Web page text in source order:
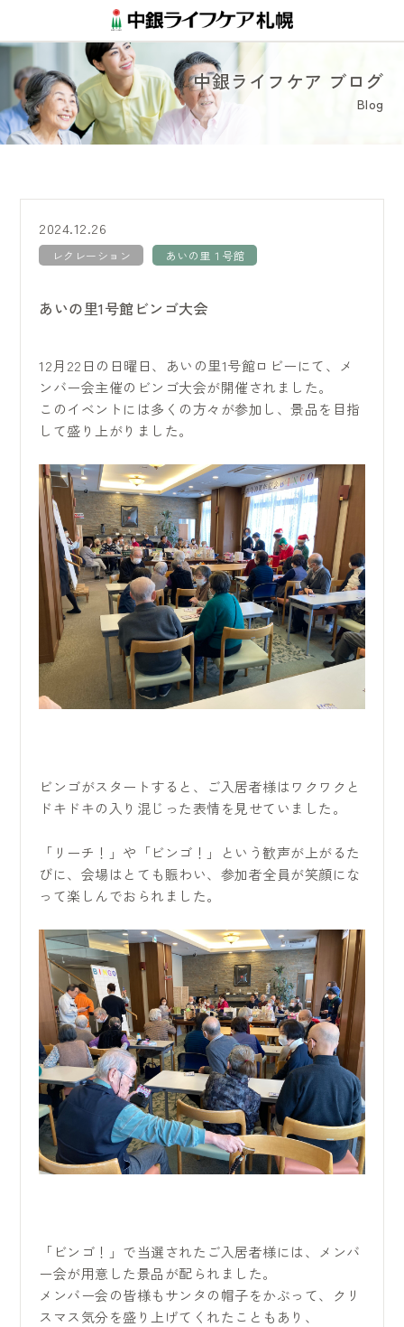
中銀ライフケア ブログ
Blog
2024.12.26
レクレーション あいの里１号館
あいの里1号館ビンゴ大会
12月22日の日曜日、あいの里1号館ロビーにて、メ
ンバー会主催のビンゴ大会が開催されました。
このイベントには多くの方々が参加し、景品を目指
して盛り上がりました。
ビンゴがスタートすると、ご入居者様はワクワクと
ドキドキの入り混じった表情を見せていました。
「リーチ！」や「ビンゴ！」という歓声が上がるた
びに、会場はとても賑わい、参加者全員が笑顔にな
って楽しんでおられました。
「ビンゴ！」で当選されたご入居者様には、メンバ
ー会が用意した景品が配られました。
メンバー会の皆様もサンタの帽子をかぶって、クリ
スマス気分を盛り上げてくれたこともあり、